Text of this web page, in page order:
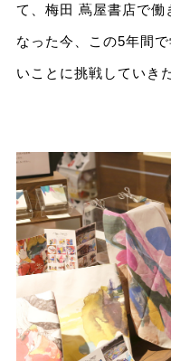
て、梅田 蔦屋書店で働
なった今、この5年間
いことに挑戦していき